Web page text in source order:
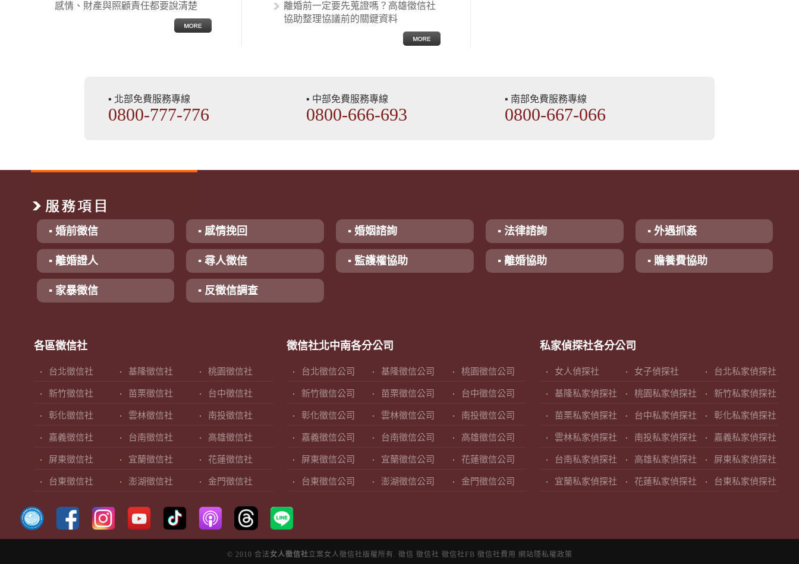
感情、財產與照顧責任都要說清楚
離婚前一定要先蒐證嗎？高雄徵信社
協助整理協議前的關鍵資料
▪ 北部免費服務專線
0800-777-776
▪ 中部免費服務專線
0800-666-693
▪ 南部免費服務專線
0800-667-066
▪ 婚前徵信 ▪ 感情挽回 ▪ 婚姻諮詢 ▪ 法律諮詢 ▪ 外遇抓姦
▪ 離婚證人 ▪ 尋人徵信 ▪ 監護權協助 ▪ 離婚協助 ▪ 贍養費協助
▪ 家暴徵信 ▪ 反徵信調查
各區徵信社
台北徵信社 基隆徵信社 桃園徵信社
新竹徵信社 苗栗徵信社 台中徵信社
彰化徵信社 雲林徵信社 南投徵信社
嘉義徵信社 台南徵信社 高雄徵信社
屏東徵信社 宜蘭徵信社 花蓮徵信社
台東徵信社 澎湖徵信社 金門徵信社
徵信社北中南各分公司
台北徵信公司 基隆徵信公司 桃園徵信公司
新竹徵信公司 苗栗徵信公司 台中徵信公司
彰化徵信公司 雲林徵信公司 南投徵信公司
嘉義徵信公司 台南徵信公司 高雄徵信公司
屏東徵信公司 宜蘭徵信公司 花蓮徵信公司
台東徵信公司 澎湖徵信公司 金門徵信公司
私家偵探社各分公司
女人偵探社 女子偵探社 台北私家偵探社
基隆私家偵探社 桃園私家偵探社 新竹私家偵探社
苗栗私家偵探社 台中私家偵探社 彰化私家偵探社
雲林私家偵探社 南投私家偵探社 嘉義私家偵探社
台南私家偵探社 高雄私家偵探社 屏東私家偵探社
宜蘭私家偵探社 花蓮私家偵探社 台東私家偵探社
© 2010 合法 女人徵信社立案女人徵信社版權所有. 徵信 徵信社 徵信社FB 徵信社費用 網站隱私權政策